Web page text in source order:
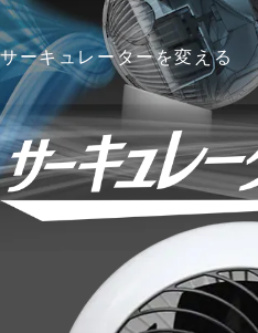
サーキュレーターを変える